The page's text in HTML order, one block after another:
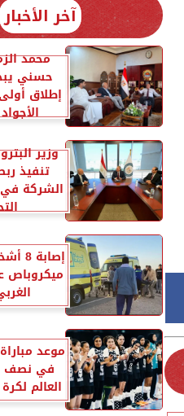
آخر الأخبار
محمد
حسني
إطلاق
وزير
تنفيذ
الشركة في
ميكروباص
موعد
في نصف
العالم